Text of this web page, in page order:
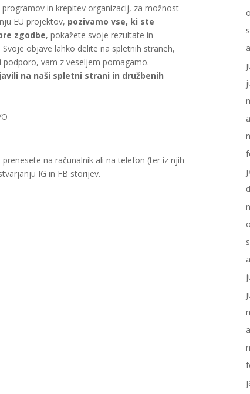
in krepitev organizacij, za možnost
EU projektov, pozivamo vse, ki ste
zgodbe, pokažete svoje rezultate in
objave lahko delite na spletnih straneh,
vam z veseljem pomagamo.
na naši spletni strani in družbenih
prenesete na računalnik ali na telefon (ter iz njih
IG in FB storijev.